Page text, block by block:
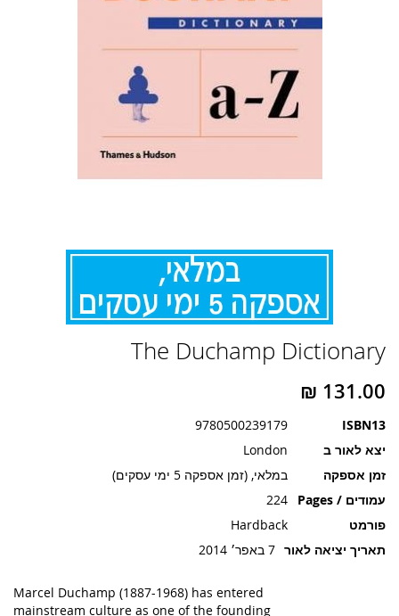
The Duchamp Dictionary
ISBN13
9780500239179
יצא לאור ב
London
זמן אספקה
במלאי, (זמן אספקה 5 ימי עסקים)
עמודים / Pages
224
פורמט
Hardback
תאריך יציאה לאור 7 באפר׳ 2014
Marcel Duchamp (1887-1968) has entered
mainstream culture as one of the founding
להתחלה
של
גלריית
תמונות